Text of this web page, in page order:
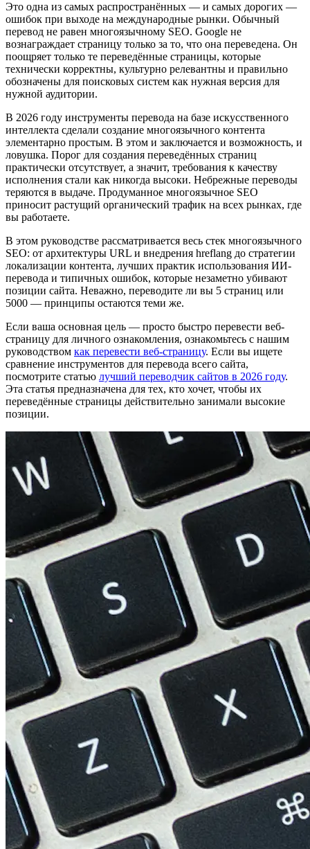
Это одна из самых распространённых — и самых дорогих —
ошибок при выходе на международные рынки. Обычный
перевод не равен многоязычному SEO. Google не
вознаграждает страницу только за то, что она переведена. Он
поощряет только те переведённые страницы, которые
технически корректны, культурно релевантны и правильно
обозначены для поисковых систем как нужная версия для
нужной аудитории.
В 2026 году инструменты перевода на базе искусственного
интеллекта сделали создание многоязычного контента
элементарно простым. В этом и заключается и возможность, и
ловушка. Порог для создания переведённых страниц
практически отсутствует, а значит, требования к качеству
исполнения стали как никогда высоки. Небрежные переводы
теряются в выдаче. Продуманное многоязычное SEO
приносит растущий органический трафик на всех рынках, где
вы работаете.
В этом руководстве рассматривается весь стек многоязычного
SEO: от архитектуры URL и внедрения hreflang до стратегии
локализации контента, лучших практик использования ИИ-
перевода и типичных ошибок, которые незаметно убивают
позиции сайта. Неважно, переводите ли вы 5 страниц или
5000 — принципы остаются теми же.
Если ваша основная цель — просто быстро перевести веб-
страницу для личного ознакомления, ознакомьтесь с нашим
руководством как перевести веб-страницу. Если вы ищете
сравнение инструментов для перевода всего сайта,
посмотрите статью лучший переводчик сайтов в 2026 году.
Эта статья предназначена для тех, кто хочет, чтобы их
переведённые страницы действительно занимали высокие
позиции.